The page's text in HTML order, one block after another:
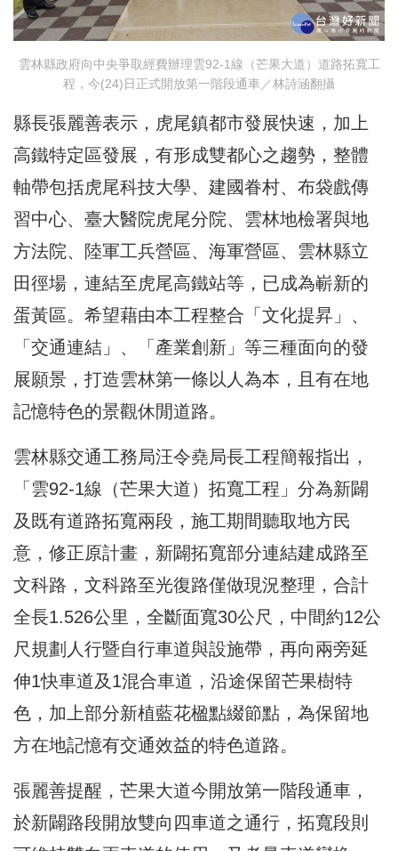
雲林縣政府向中央爭取經費辦理雲92-1線（芒果大道）道路拓寬工
程，今(24)日正式開放第一階段通車／林詩涵翻攝
縣長張麗善表示，虎尾鎮都市發展快速，加上
高鐵特定區發展，有形成雙都心之趨勢，整體
軸帶包括虎尾科技大學、建國眷村、布袋戲傳
習中心、臺大醫院虎尾分院、雲林地檢署與地
方法院、陸軍工兵營區、海軍營區、雲林縣立
田徑場，連結至虎尾高鐵站等，已成為嶄新的
蛋黃區。希望藉由本工程整合「文化提昇」、
「交通連結」、「產業創新」等三種面向的發
展願景，打造雲林第一條以人為本，且有在地
記憶特色的景觀休閒道路。
雲林縣交通工務局汪令堯局長工程簡報指出，
「雲92-1線（芒果大道）拓寬工程」分為新闢
及既有道路拓寬兩段，施工期間聽取地方民
意，修正原計畫，新闢拓寬部分連結建成路至
文科路，文科路至光復路僅做現況整理，合計
全長1.526公里，全斷面寬30公尺，中間約12公
尺規劃人行暨自行車道與設施帶，再向兩旁延
伸1快車道及1混合車道，沿途保留芒果樹特
色，加上部分新植藍花楹點綴節點，為保留地
方在地記憶有交通效益的特色道路。
張麗善提醒，芒果大道今開放第一階段通車，
於新闢路段開放雙向四車道之通行，拓寬段則